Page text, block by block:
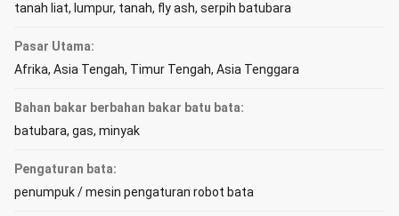
tanah liat, lumpur, tanah, fly ash, serpih batubara
Pasar Utama:
Afrika, Asia Tengah, Timur Tengah, Asia Tenggara
Bahan bakar berbahan bakar batu bata:
batubara, gas, minyak
Pengaturan bata:
penumpuk / mesin pengaturan robot bata